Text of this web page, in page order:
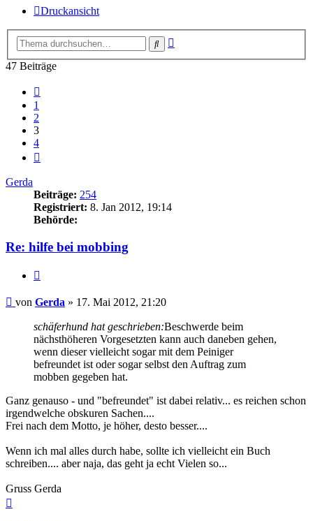
Druckansicht
Suche
47 Beiträge
1
2
3
4
Gerda
Beiträge: 254
Registriert: 8. Jan 2012, 19:14
Behörde:
Re: hilfe bei mobbing
Beitrag
von Gerda » 17. Mai 2012, 21:20
schäferhund hat geschrieben:Beschwerde beim
nächsthöheren Vorgesetzten kann auch daneben gehen,
wenn dieser vielleicht sogar mit dem Peiniger
befreundet ist oder sogar selbst den Auftrag zum
mobben gegeben hat.
Ganz genauso - und "befreundet" ist dabei relativ... es reichen schon
irgendwelche obskuren Sachen....
Frei nach dem Motto, je höher, desto besser....
Wenn ich mal alles durch habe, sollte ich vielleicht ein Buch
schreiben.... aber naja, das geht ja echt Vielen so...
Gruss Gerda